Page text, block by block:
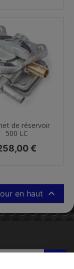
de réservoir
500 LC
€
en haut 